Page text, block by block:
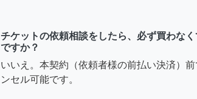
チケットの依頼相談をしたら、必ず買わな
ですか？
いいえ。本契約（依頼者様の前払い決済）
ンセル可能です。